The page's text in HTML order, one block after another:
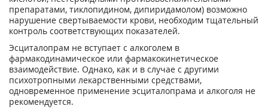
препаратами, тиклопидином, дипиридамолом) возможно
нарушение свертываемости крови, необходим тщательный
контроль соответствующих показателей.
Эсциталопрам не вступает с алкоголем в
фармакодинамическое или фармакокинетическое
взаимодействие. Однако, как и в случае с другими
психотропными лекарственными средствами,
одновременное применение эсциталопрама и алкоголя не
рекомендуется.